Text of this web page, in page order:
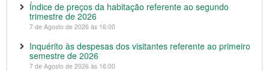
Índice de preços da habitação referente ao segundo
trimestre de 2026
7 de Agosto de 2026 às 16:00
Inquérito às despesas dos visitantes referente ao primeiro
semestre de 2026
7 de Agosto de 2026 às 16:00